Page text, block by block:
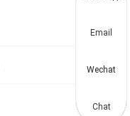
Email
Wechat
Chat